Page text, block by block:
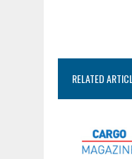
RELATED